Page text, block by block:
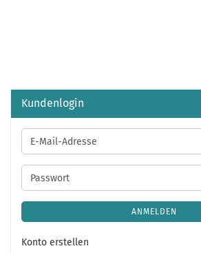
Kundenlogin
E-
Mail-
Adresse
Passwort
ANMELDEN
Konto erstellen